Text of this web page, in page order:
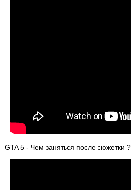
GTA 5 - Чем заняться после сюжетки ?